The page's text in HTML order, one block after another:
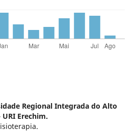
Regional Integrada do Alto
Erechim.